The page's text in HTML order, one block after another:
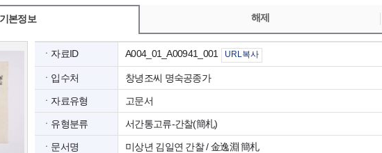
기본정보 해제
ㆍ자료ID A004_01_A00941_001 URL복사
ㆍ입수처 창녕조씨 명숙공종가
ㆍ자료유형 고문서
ㆍ유형분류 서간통고류-간찰(簡札)
ㆍ문서명 미상년 김일연 간찰 / 金逸淵 簡札